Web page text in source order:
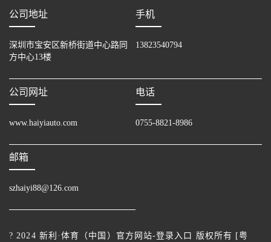
公司地址
深圳市宝安区新桥街道中心路同
方中心13楼
手机
13823540794
公司网址
www.haiyiauto.com
电话
0755-8821-8986
邮箱
szhaiyi88@126.com
? 2024 新利·体育（中国）官方网站-登录入口 版权所有 [粤